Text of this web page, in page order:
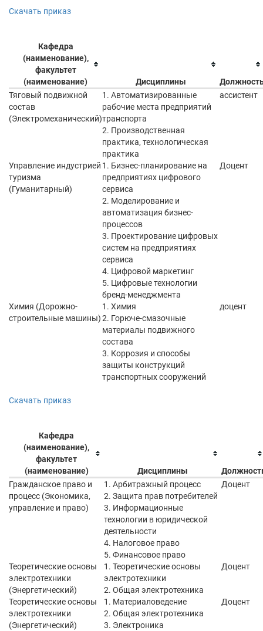
Скачать приказ
Кафедра
(наименование),
факультет
(наименование)
Дисциплины
Тяговый подвижной
состав
(Электромеханический)
1. Автоматизированные
рабочие места предприятий
транспорта
2. Производственная
практика, технологическая
практика
ассистент
Управление индустрией
туризма
(Гуманитарный)
1. Бизнес-планирование на
предприятиях цифрового
сервиса
2. Моделирование и
автоматизация бизнес-
процессов
3. Проектирование цифровых
систем на предприятиях
сервиса
4. Цифровой маркетинг
5. Цифровые технологии
бренд-менеджмента
Доцент
Химия (Дорожно-
строительные машины)
1. Химия
2. Горюче-смазочные
материалы подвижного
состава
3. Коррозия и способы
защиты конструкций
транспортных сооружений
доцент
Скачать приказ
Кафедра
(наименование),
факультет
(наименование)
Дисциплины
Гражданское право и
процесс (Экономика,
управление и право)
1. Арбитражный процесс
2. Защита прав потребителей
3. Информационные
технологии в юридической
деятельности
4. Налоговое право
5. Финансовое право
Доцент
Теоретические основы
электротехники
(Энергетический)
1. Теоретические основы
электротехники
2. Общая электротехника
Доцент
Теоретические основы
электротехники
(Энергетический)
1. Материаловедение
2. Общая электротехника
3. Электроника
Доцент